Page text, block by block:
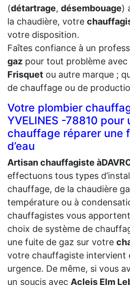
(détartrage, désembouage)
la chaudière, votre
votre disposition.
Faîtes confiance à un
gaz pour tout problème
Frisquet ou autre marque ;
de chauffage ou de
Votre plombier
YVELINES -78810
chauffage réparer une
d’eau
Artisan chauffagiste
effectuons tous types
chauffage, de la chaudière
température ou à
chauffagistes vous
choix de système de
une fuite de gaz sur votre
votre chauffagiste intervient
urgence. De même, si vous
un soucis avec Acleis Elm